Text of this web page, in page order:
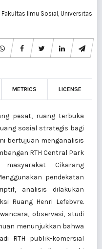
Ilmu Sosial, Universitas
METRICS LICENSE
pesat, ruang terbuka
sosial strategis bagi
bertujuan menganalisis
RTH Central Park
Cikarang
pendekatan
analisis dilakukan
Ruang Henri Lefebvre.
observasi, studi
menunjukkan bahwa
RTH publik-komersial